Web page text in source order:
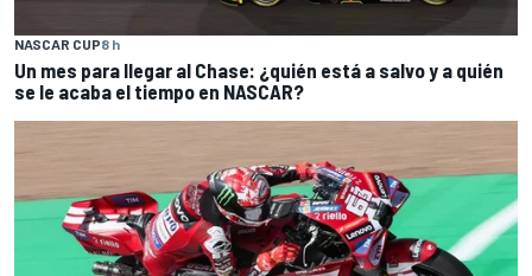
NASCAR CUP8 h
Un mes para llegar al Chase: ¿quién está a salvo y a quién
se le acaba el tiempo en NASCAR?